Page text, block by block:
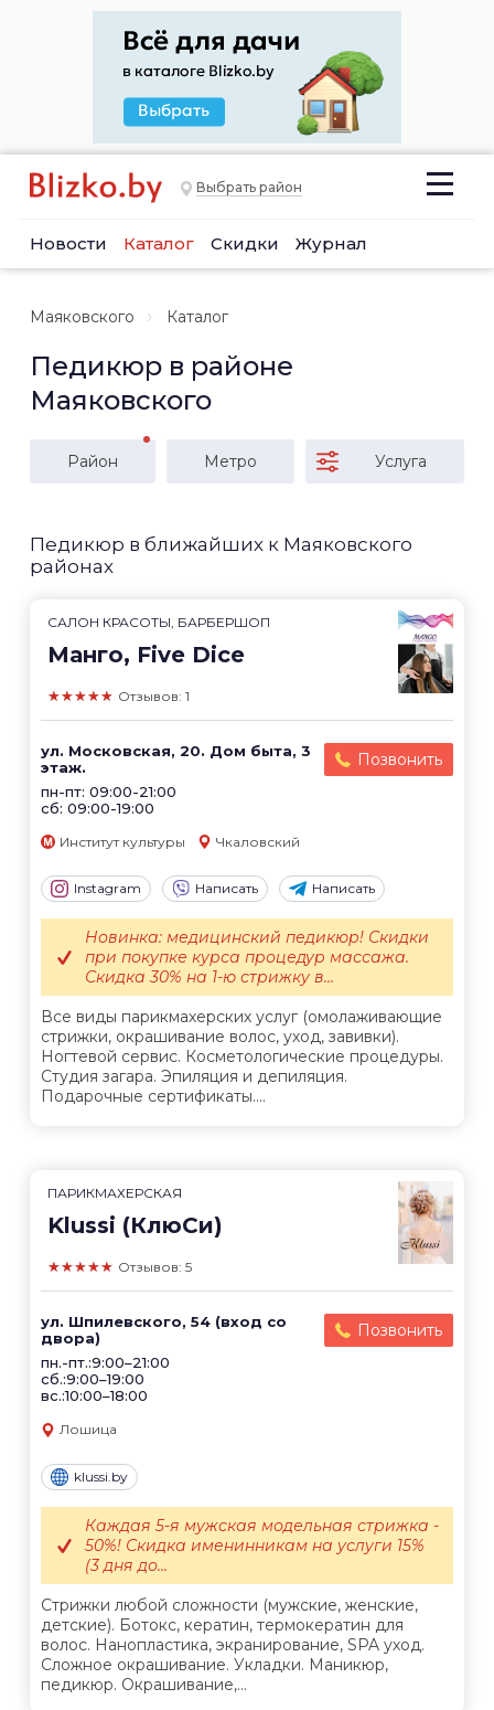
Выбрать район
Новости Каталог Скидки Журнал
Маяковского Каталог
Педикюр в районе
Маяковского
Район Метро Услуга
Педикюр в ближайших к Маяковского
районах
САЛОН КРАСОТЫ, БАРБЕРШОП
Манго, Five Dice
★★★★★ Отзывов: 1
ул. Московская, 20. Дом быта, 3
этаж.
пн-пт: 09:00-21:00
сб: 09:00-19:00
Позвонить
Институт культуры Чкаловский
Instagram Написать Написать
Все виды парикмахерских услуг (омолаживающие
стрижки, окрашивание волос, уход, завивки).
Ногтевой сервис. Косметологические процедуры.
Студия загара. Эпиляция и депиляция.
Подарочные сертификаты....
Новинка: медицинский педикюр! Скидки
при покупке курса процедур массажа.
Скидка 30% на 1-ю стрижку в...
ПАРИКМАХЕРСКАЯ
Klussi (КлюСи)
★★★★★ Отзывов: 5
ул. Шпилевского, 54 (вход со
двора)
пн.-пт.:9:00–21:00
сб.:9:00–19:00
вс.:10:00–18:00
Позвонить
Лошица
klussi.by
Стрижки любой сложности (мужские, женские,
детские). Ботокс, кератин, термокератин для
волос. Нанопластика, экранирование, SPA уход.
Сложное окрашивание. Укладки. Маникюр,
педикюр. Окрашивание,...
Каждая 5-я мужская модельная стрижка -
50%! Скидка именинникам на услуги 15%
(3 дня до...